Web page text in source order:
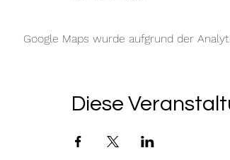
Google Maps wurde aufgrund der
Diese